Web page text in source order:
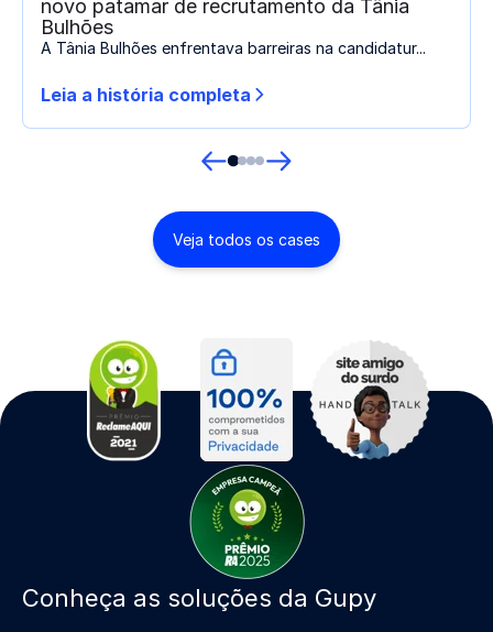
novo patamar de recrutamento da Tânia
Bulhões
A Tânia Bulhões enfrentava barreiras na candidatur...
Leia a história completa
Veja todos os cases
Conheça as soluções da Gupy